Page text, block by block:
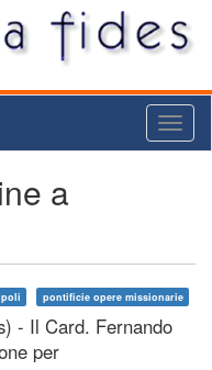
a
pontificie opere missionarie
- Il Card. Fernando
per